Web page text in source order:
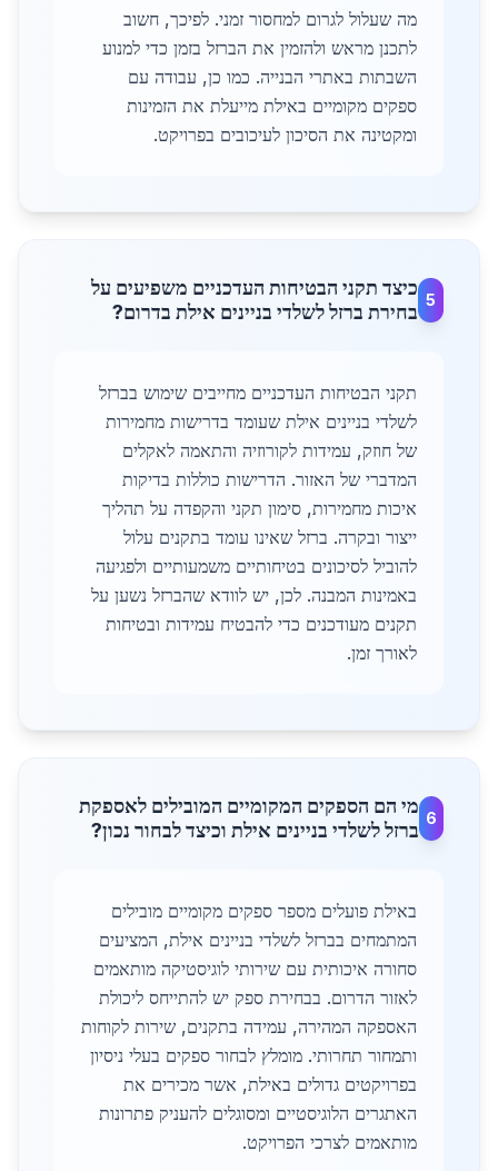
מה שעלול לגרום למחסור זמני. לפיכך, חשוב
לתכנן מראש ולהזמין את הברזל בזמן כדי למנוע
השבתות באתרי הבנייה. כמו כן, עבודה עם
ספקים מקומיים באילת מייעלת את הזמינות
ומקטינה את הסיכון לעיכובים בפרויקט.
5
כיצד תקני הבטיחות העדכניים משפיעים על
בחירת ברזל לשלדי בניינים אילת בדרום?
תקני הבטיחות העדכניים מחייבים שימוש בברזל
לשלדי בניינים אילת שעומד בדרישות מחמירות
של חוזק, עמידות לקורוזיה והתאמה לאקלים
המדברי של האזור. הדרישות כוללות בדיקות
איכות מחמירות, סימון תקני והקפדה על תהליך
ייצור ובקרה. ברזל שאינו עומד בתקנים עלול
להוביל לסיכונים בטיחותיים משמעותיים ולפגיעה
באמינות המבנה. לכן, יש לוודא שהברזל נשען על
תקנים מעודכנים כדי להבטיח עמידות ובטיחות
לאורך זמן.
6
מי הם הספקים המקומיים המובילים לאספקת
ברזל לשלדי בניינים אילת וכיצד לבחור נכון?
באילת פועלים מספר ספקים מקומיים מובילים
המתמחים בברזל לשלדי בניינים אילת, המציעים
סחורה איכותית עם שירותי לוגיסטיקה מותאמים
לאזור הדרום. בבחירת ספק יש להתייחס ליכולת
האספקה המהירה, עמידה בתקנים, שירות לקוחות
ותמחור תחרותי. מומלץ לבחור ספקים בעלי ניסיון
בפרויקטים גדולים באילת, אשר מכירים את
האתגרים הלוגיסטיים ומסוגלים להעניק פתרונות
מותאמים לצרכי הפרויקט.